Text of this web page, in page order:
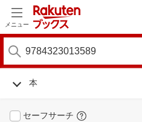
メニュー
本
セーフサーチ